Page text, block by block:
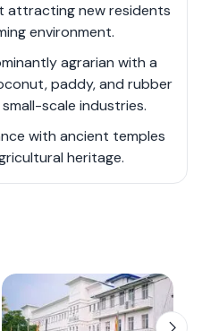
amenities such as
facilities. The
knit nature, with a
reflected in local
of historical
Sri Sumangala Raja Maha
and cultural
attracting new residents
environment.
agrarian with a
paddy, and rubber
scale industries.
with ancient temples
heritage.